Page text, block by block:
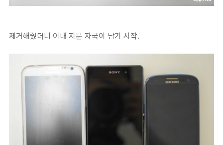
제거해줬더니 이내 지문 자국이 남기 시작.